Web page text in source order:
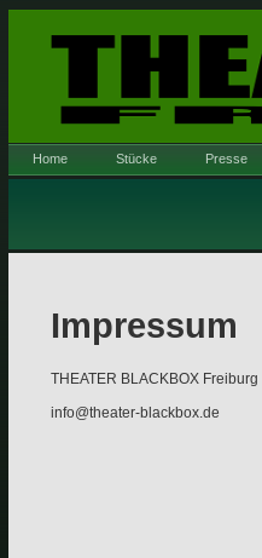
Home Stücke Presse
Impressum
THEATER BLACKBOX Freiburg
info@theater-blackbox.de